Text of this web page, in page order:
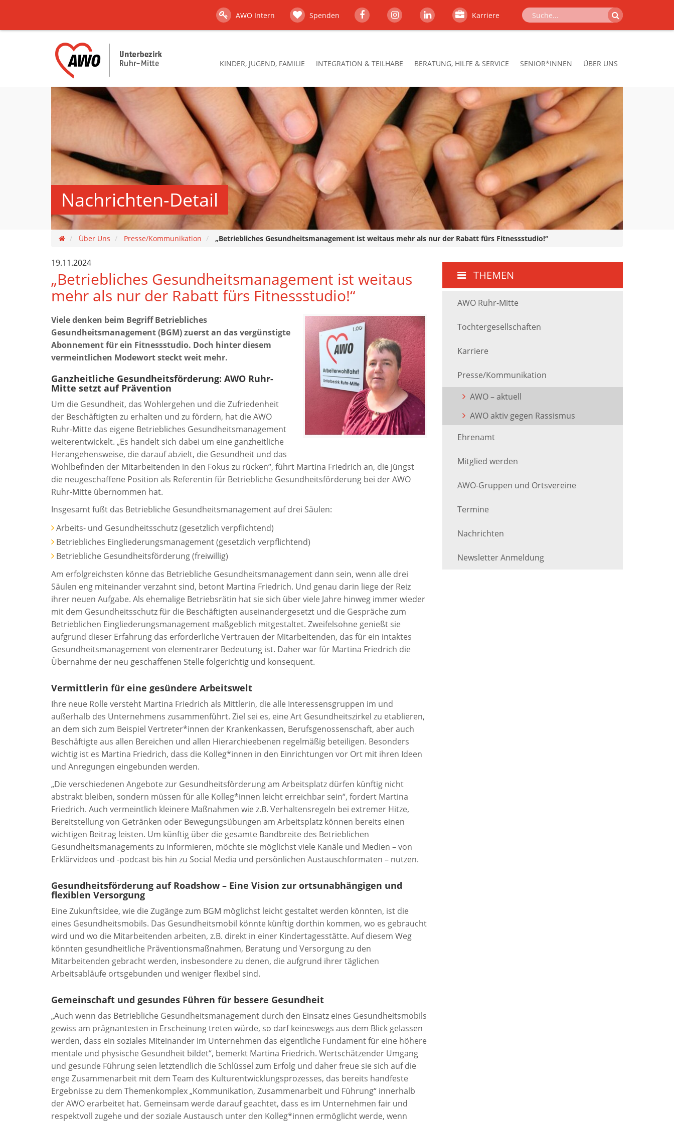
AWO Intern Spenden Karriere
KINDER, JUGEND, FAMILIE INTEGRATION & TEILHABE BERATUNG, HILFE & SERVICE SENIOR*INNEN ÜBER UNS
Nachrichten-Detail
Über Uns Presse/Kommunikation „Betriebliches Gesundheitsmanagement ist weitaus mehr als nur der Rabatt fürs Fitnessstudio!“
19.11.2024
„Betriebliches Gesundheitsmanagement ist weitaus
mehr als nur der Rabatt fürs Fitnessstudio!“
Viele denken beim Begriff Betriebliches
Gesundheitsmanagement (BGM) zuerst an das vergünstigte
Abonnement für ein Fitnessstudio. Doch hinter diesem
vermeintlichen Modewort steckt weit mehr.
Ganzheitliche Gesundheitsförderung: AWO Ruhr-
Mitte setzt auf Prävention
Um die Gesundheit, das Wohlergehen und die Zufriedenheit
der Beschäftigten zu erhalten und zu fördern, hat die AWO
Ruhr-Mitte das eigene Betriebliches Gesundheitsmanagement
weiterentwickelt. „Es handelt sich dabei um eine ganzheitliche
Herangehensweise, die darauf abzielt, die Gesundheit und das
Wohlbefinden der Mitarbeitenden in den Fokus zu rücken“, führt Martina Friedrich an, die jüngst
die neugeschaffene Position als Referentin für Betriebliche Gesundheitsförderung bei der AWO
Ruhr-Mitte übernommen hat.
Insgesamt fußt das Betriebliche Gesundheitsmanagement auf drei Säulen:
Arbeits- und Gesundheitsschutz (gesetzlich verpflichtend)
Betriebliches Eingliederungsmanagement (gesetzlich verpflichtend)
Betriebliche Gesundheitsförderung (freiwillig)
Am erfolgreichsten könne das Betriebliche Gesundheitsmanagement dann sein, wenn alle drei
Säulen eng miteinander verzahnt sind, betont Martina Friedrich. Und genau darin liege der Reiz
ihrer neuen Aufgabe. Als ehemalige Betriebsrätin hat sie sich über viele Jahre hinweg immer wieder
mit dem Gesundheitsschutz für die Beschäftigten auseinandergesetzt und die Gespräche zum
Betrieblichen Eingliederungsmanagement maßgeblich mitgestaltet. Zweifelsohne genießt sie
aufgrund dieser Erfahrung das erforderliche Vertrauen der Mitarbeitenden, das für ein intaktes
Gesundheitsmanagement von elementrarer Bedeutung ist. Daher war für Martina Friedrich die
Übernahme der neu geschaffenen Stelle folgerichtig und konsequent.
Vermittlerin für eine gesündere Arbeitswelt
Ihre neue Rolle versteht Martina Friedrich als Mittlerin, die alle Interessensgruppen im und
außerhalb des Unternehmens zusammenführt. Ziel sei es, eine Art Gesundheitszirkel zu etablieren,
an dem sich zum Beispiel Vertreter*innen der Krankenkassen, Berufsgenossenschaft, aber auch
Beschäftigte aus allen Bereichen und allen Hierarchieebenen regelmäßig beteiligen. Besonders
wichtig ist es Martina Friedrich, dass die Kolleg*innen in den Einrichtungen vor Ort mit ihren Ideen
und Anregungen eingebunden werden.
„Die verschiedenen Angebote zur Gesundheitsförderung am Arbeitsplatz dürfen künftig nicht
abstrakt bleiben, sondern müssen für alle Kolleg*innen leicht erreichbar sein“, fordert Martina
Friedrich. Auch vermeintlich kleinere Maßnahmen wie z.B. Verhaltensregeln bei extremer Hitze,
Bereitstellung von Getränken oder Bewegungsübungen am Arbeitsplatz können bereits einen
wichtigen Beitrag leisten. Um künftig über die gesamte Bandbreite des Betrieblichen
Gesundheitsmanagements zu informieren, möchte sie möglichst viele Kanäle und Medien – von
Erklärvideos und -podcast bis hin zu Social Media und persönlichen Austauschformaten – nutzen.
Gesundheitsförderung auf Roadshow – Eine Vision zur ortsunabhängigen und
flexiblen Versorgung
Eine Zukunftsidee, wie die Zugänge zum BGM möglichst leicht gestaltet werden könnten, ist die
eines Gesundheitsmobils. Das Gesundheitsmobil könnte künftig dorthin kommen, wo es gebraucht
wird und wo die Mitarbeitenden arbeiten, z.B. direkt in einer Kindertagesstätte. Auf diesem Weg
könnten gesundheitliche Präventionsmaßnahmen, Beratung und Versorgung zu den
Mitarbeitenden gebracht werden, insbesondere zu denen, die aufgrund ihrer täglichen
Arbeitsabläufe ortsgebunden und weniger flexibel sind.
Gemeinschaft und gesundes Führen für bessere Gesundheit
„Auch wenn das Betriebliche Gesundheitsmanagement durch den Einsatz eines Gesundheitsmobils
gewiss am prägnantesten in Erscheinung treten würde, so darf keineswegs aus dem Blick gelassen
werden, dass ein soziales Miteinander im Unternehmen das eigentliche Fundament für eine höhere
mentale und physische Gesundheit bildet“, bemerkt Martina Friedrich. Wertschätzender Umgang
und gesunde Führung seien letztendlich die Schlüssel zum Erfolg und daher freue sie sich auf die
enge Zusammenarbeit mit dem Team des Kulturentwicklungsprozesses, das bereits handfeste
Ergebnisse zu dem Themenkomplex „Kommunikation, Zusammenarbeit und Führung“ innerhalb
der AWO erarbeitet hat. Gemeinsam werde darauf geachtet, dass es im Unternehmen fair und
respektvoll zugehe und der soziale Austausch unter den Kolleg*innen ermöglicht werde, wenn
THEMEN
AWO Ruhr-Mitte
Tochtergesellschaften
Karriere
Presse/Kommunikation
AWO – aktuell
AWO aktiv gegen Rassismus
Ehrenamt
Mitglied werden
AWO-Gruppen und Ortsvereine
Termine
Nachrichten
Newsletter Anmeldung